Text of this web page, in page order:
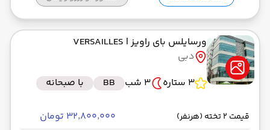
ورسایلس بای راویز| VERSAILLES
دبی
3 ستاره
3 شب BB با صبحانه
قیمت 2 تخته (هرنفر) ۳۲٬۸۰۰٬۰۰۰ تومان